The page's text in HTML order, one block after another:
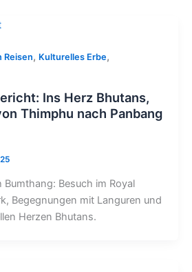
Reisen, Kulturelles Erbe,
Ins Herz Bhutans,
Thimphu nach Panbang
Besuch im Royal
Begegnungen mit Languren und
Herzen Bhutans.